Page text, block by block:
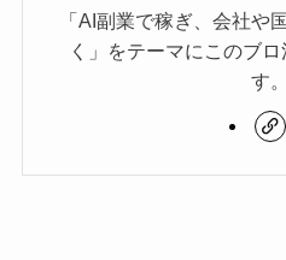
「AI副業で稼ぎ、会社や
く」をテーマにこのブ
す。